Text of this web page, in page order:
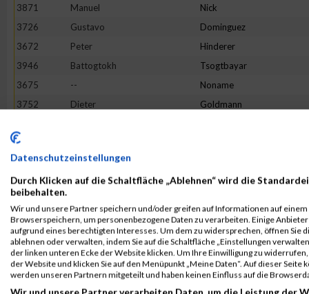
3871
Manuel Nick
3726
Gustavo Dominguez
3672
Peter Hinderer
3946
Battogtokh Tsogtbayar
3675
-- Noname
3752
Dieter Goldmann
3823
3954
Jan
3789
Lukas Angerer
3895
Michael Rothmund
3735
Carsten Flesch
3949
Jörg Volland
3842
Philipp Martin
Datenschutzeinstellungen
Durch Klicken auf die Schaltfläche „Ablehnen“ wird die
beibehalten.
Wir und unsere Partner speichern und/oder greifen auf Informationen auf einem
Browserspeichern, um personenbezogene Daten zu verarbeiten. Einige
aufgrund eines berechtigten Interesses. Um dem zu widersprechen, öffnen Sie
ablehnen oder verwalten, indem Sie auf die Schaltfläche „Einstellungen
der linken unteren Ecke der Website klicken. Um Ihre Einwilligung zu
der Website und klicken Sie auf den Menüpunkt „Meine Daten“. Auf dieser
werden unseren Partnern mitgeteilt und haben keinen Einfluss auf die